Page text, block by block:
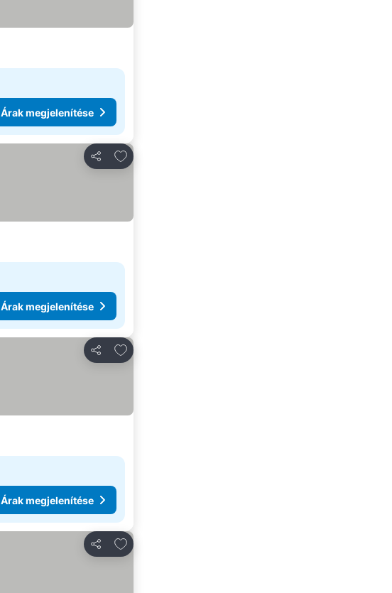
Árak megjelenítése
Megosztás
Hozzáadás a kedvencekhez
Árak megjelenítése
Megosztás
Hozzáadás a kedvencekhez
Árak megjelenítése
Megosztás
Hozzáadás a kedvencekhez